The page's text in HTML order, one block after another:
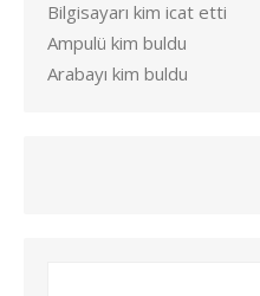
Bilgisayarı kim icat etti
Ampulü kim buldu
Arabayı kim buldu